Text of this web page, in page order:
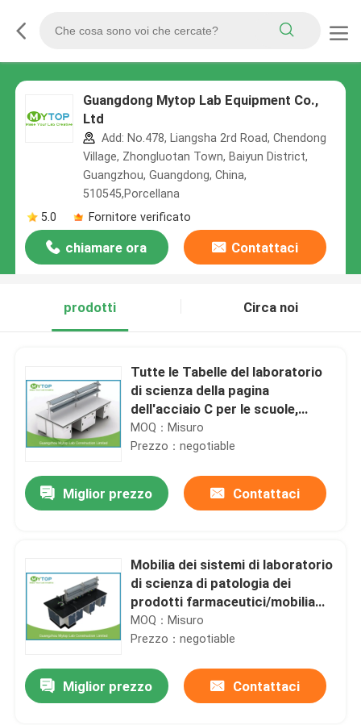
Guangdong Mytop Lab Equipment Co.,
Ltd
Add: No.478, Liangsha 2rd Road, Chendong
Village, Zhongluotan Town, Baiyun District,
Guangzhou, Guangdong, China,
510545,Porcellana
5.0
Fornitore verificato
chiamare ora Contattaci
prodotti Circa noi
Tutte le Tabelle del laboratorio
di scienza della pagina
dell'acciaio C per le scuole,
mobilia del laboratorio di fisica
3000 X1500 millimetro
MOQ：Misuro
Prezzo：negotiable
Miglior prezzo Contattaci
Mobilia dei sistemi di laboratorio
di scienza di patologia dei
prodotti farmaceutici/mobilia
modulare del laboratorio
MOQ：Misuro
Prezzo：negotiable
Miglior prezzo Contattaci